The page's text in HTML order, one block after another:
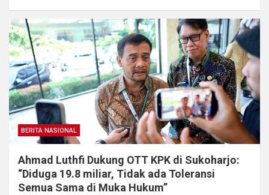
BERITA NASIONAL
Ahmad Luthfi Dukung OTT KPK di Sukoharjo:
“Diduga 19.8 miliar, Tidak ada Toleransi
Semua Sama di Muka Hukum”